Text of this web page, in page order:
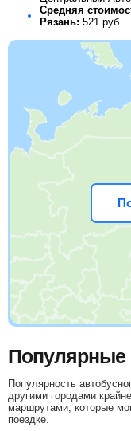
Средняя
Рязань: 521 руб.
Популярные
Популярность
другими городами
маршрутами, которые
поездке.